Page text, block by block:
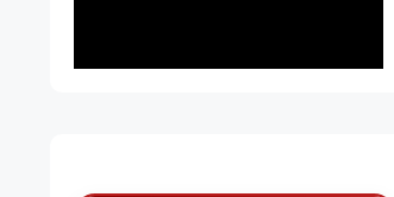
lượng cao, thuận tiện cho dạy và học tiếng